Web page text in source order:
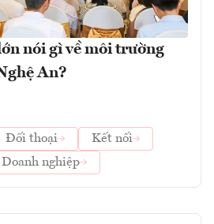
nói gì về môi trường
An?
Đối thoại
Kết nối
Doanh nghiệp